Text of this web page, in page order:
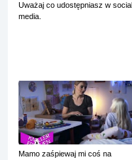
Uważaj co udostępniasz w social
media.
Mamo zaśpiewaj mi coś na